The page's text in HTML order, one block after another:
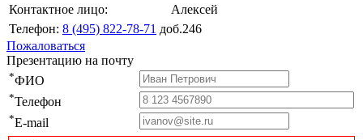
Контактное лицо:
Алексей
Телефон: 8 (495) 822-78-71 доб.246
Пожаловаться
Презентацию на почту
*ФИО
*Телефон
*E-mail